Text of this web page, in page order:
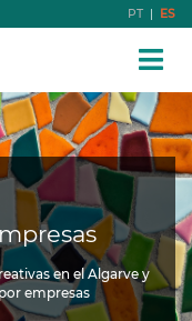
PT | ES
en el Algarve y
empresas